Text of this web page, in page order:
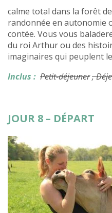
calme total dans la forêt
randonnée en autonomie
contée. Vous vous
du roi Arthur ou des
imaginaires qui peuplent
Inclus : Petit-déjeuner,
JOUR 8 – DÉPART